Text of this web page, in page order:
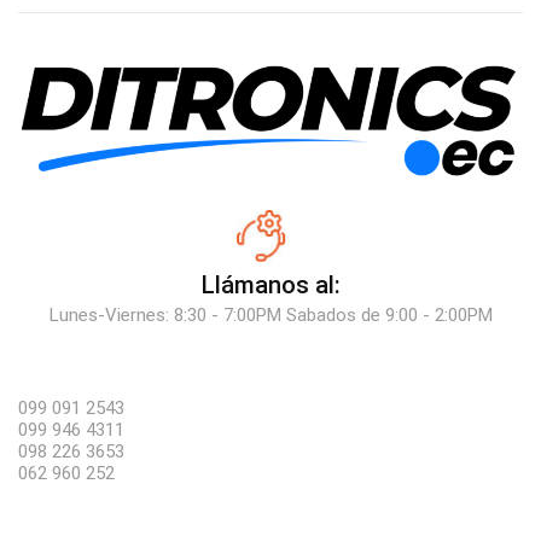
Llámanos al:
Lunes-Viernes: 8:30 - 7:00PM Sabados de 9:00 - 2:00PM
099 091 2543
099 946 4311
098 226 3653
062 960 252